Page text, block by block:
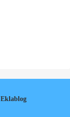
Eklablog